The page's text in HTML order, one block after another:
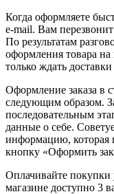
Когда оформляете
e-mail. Вам
По результатам
оформления товара
только ждать
Оформление заказа в
следующим образом.
последовательным
данные о себе.
информацию, которая
кнопку «Оформить
Оплачивайте
магазине доступно 3